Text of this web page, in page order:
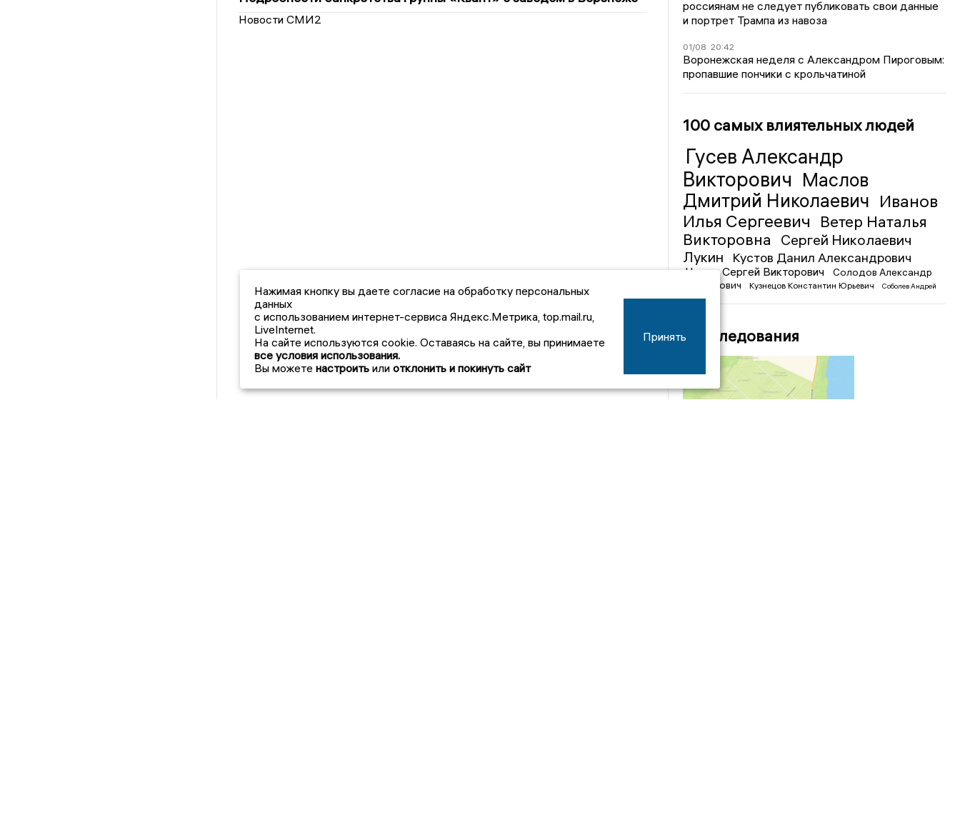
Новости СМИ2
россиянам не следует публиковать свои данные
и портрет Трампа из навоза
01/08 20:42
Воронежская неделя с Александром Пироговым:
пропавшие пончики с крольчатиной
100 самых влиятельных людей
Гусев Александр
Викторович Маслов
Дмитрий Николаевич Иванов
Илья Сергеевич
Ветер Наталья
Викторовна
Сергей Николаевич
Лукин
Кустов Данил Александрович
Чижов Сергей Викторович
Солодов Александр
Михайлович
Кузнецов Константин Юрьевич
Соболев Андрей
Иванович
Расследования
Нажимая кнопку вы даете согласие на обработку персональных
данных
с использованием интернет-сервиса Яндекс.Метрика, top.mail.ru,
LiveInternet.
На сайте используются cookie. Оставаясь на сайте, вы принимаете
все условия использования.
Вы можете настроить или отклонить и покинуть сайт
Принять